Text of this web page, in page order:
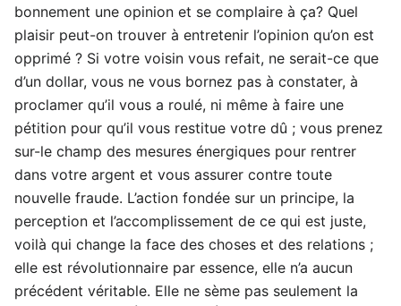
bonnement une opinion et se complaire à ça? Quel
plaisir peut-on trouver à entretenir l’opinion qu’on est
opprimé ? Si votre voisin vous refait, ne serait-ce que
d’un dollar, vous ne vous bornez pas à constater, à
proclamer qu’il vous a roulé, ni même à faire une
pétition pour qu’il vous restitue votre dû ; vous prenez
sur-le champ des mesures énergiques pour rentrer
dans votre argent et vous assurer contre toute
nouvelle fraude. L’action fondée sur un principe, la
perception et l’accomplissement de ce qui est juste,
voilà qui change la face des choses et des relations ;
elle est révolutionnaire par essence, elle n’a aucun
précédent véritable. Elle ne sème pas seulement la